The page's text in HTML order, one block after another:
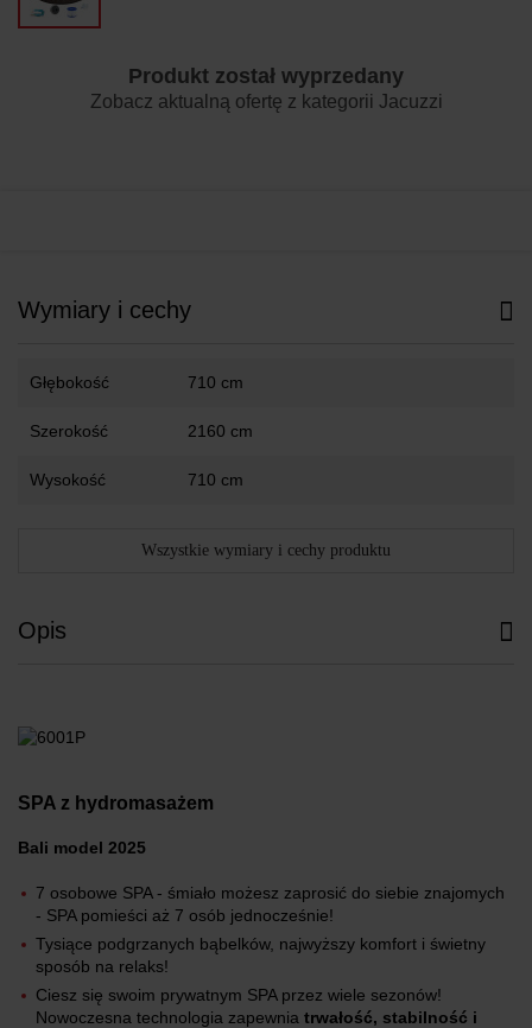
Produkt został wyprzedany
Zobacz aktualną ofertę z kategorii Jacuzzi
Wymiary i cechy
Głębokość 710 cm
Szerokość 2160 cm
Wysokość 710 cm
Wszystkie wymiary i cechy produktu
Opis
SPA z hydromasażem
Bali model 2025
7 osobowe SPA - śmiało możesz zaprosić do siebie znajomych
- SPA pomieści aż 7 osób jednocześnie!
Tysiące podgrzanych bąbelków, najwyższy komfort i świetny
sposób na relaks!
Ciesz się swoim prywatnym SPA przez wiele sezonów!
Nowoczesna technologia zapewnia trwałość, stabilność i